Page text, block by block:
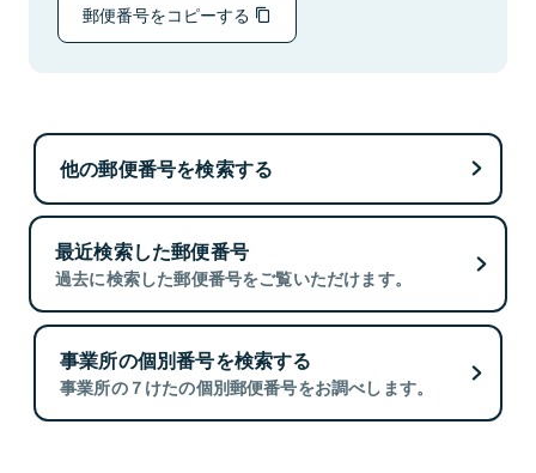
郵便番号をコピーする
他の郵便番号を検索する
最近検索した郵便番号
過去に検索した郵便番号をご覧いただけます。
事業所の個別番号を検索する
事業所の７けたの個別郵便番号をお調べします。